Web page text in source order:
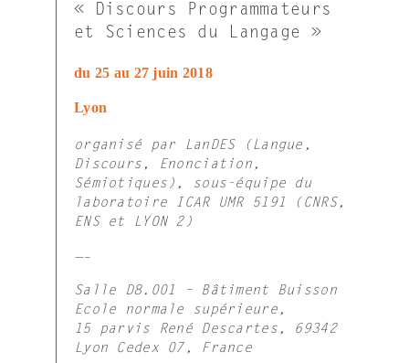
« Discours Programmateurs
et Sciences du Langage »
du 25 au 27 juin 2018
Lyon
organisé par LanDES (Langue,
Discours, Enonciation,
Sémiotiques), sous-équipe du
laboratoire ICAR UMR 5191 (CNRS,
ENS et LYON 2)
—–
Salle D8.001 – Bâtiment Buisson
Ecole normale supérieure,
15 parvis René Descartes, 69342
Lyon Cedex 07, France